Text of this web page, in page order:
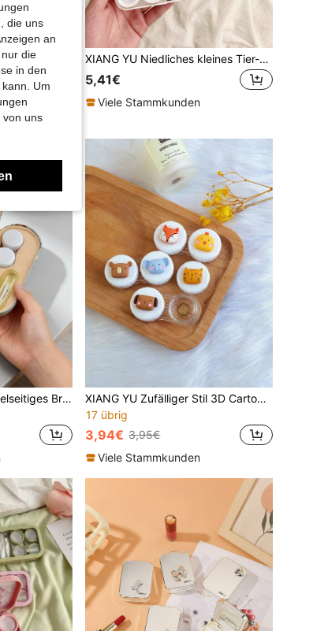
XIANG YU Niedliches kleines Tier-Kontaktlinsen-Etui mit Spiegel, Begleiter-Pflegebox, Kontaktlinsen-Box, Klappschale, transparentes Kontaktlinsen-Etui, Reise-Set, niedliches Kontaktlinsen-Etui, Aufbewahrungsbox mit Pinzette und Entfernungs-Werkzeug, Reise- & Heim-Kontaktlinsen-Einweich-Aufbewahrungs-Set, Schule
5,41€
Viele Stammkunden
XIANG YU 2 In 1 Doppelseitiges Brillenetui, tragbares Kontaktlinsen-Etui mit Spiegel, Pinzette und Entferner. Modische Brillenaufbewahrungsbox für Männer und Frauen, Reisen und Schule.
XIANG YU Zufälliger Stil 3D Cartoon Kontaktlinsen Aufbewahrungsbox, süße Kontaktlinsen Pflegebox, kompakter tragbarer Einweichbehälter Set für Reisen und Zuhause Schule
17 übrig
3,94€ 3,95€
Viele Stammkunden
die uns
an
die
in den
Um
von uns